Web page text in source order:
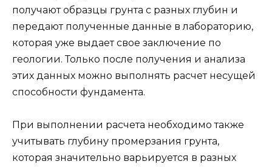
получают образцы грунта с разных глубин и
передают полученные данные в лабораторию,
которая уже выдает свое заключение по
геологии. Только после получения и анализа
этих данных можно выполнять расчет несущей
способности фундамента.
При выполнении расчета необходимо также
учитывать глубину промерзания грунта,
которая значительно варьируется в разных